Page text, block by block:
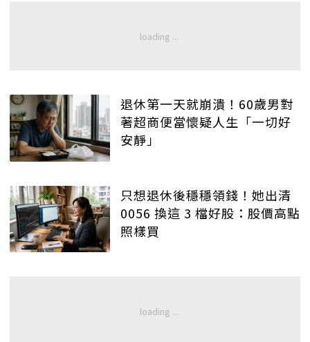
退休第一天就崩潰！60歲男對
著超商便當懷疑人生「一切好
安靜」
只想退休後穩穩領錢！她出清
0056 換這 3 檔好股：股價高點
照樣買